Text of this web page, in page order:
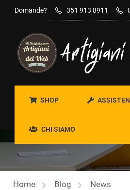
contenuto
Domande? 351 913 8911
SHOP
CHI SIAMO
NEWS
Home Blog News